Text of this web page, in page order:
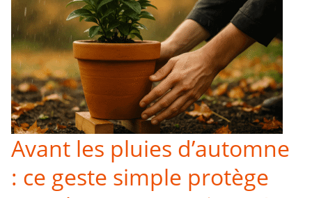
Avant les pluies d’automne
: ce geste simple protège